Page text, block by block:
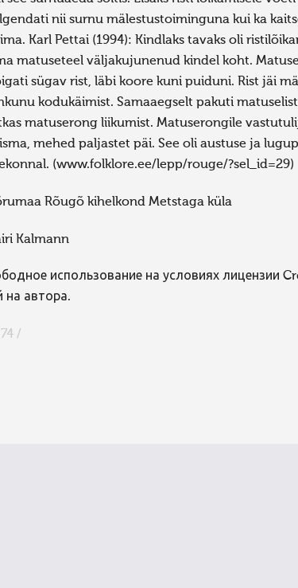
nii surnu mälestustoiminguna kui ka
Karl Pettai (1994): Kindlaks tavaks oli
matuseteel väljakujunenud kindel koht.
sügav rist, läbi koore kuni puiduni. Rist jäi
kodukäimist. Samaaegselt pakuti
matuserong liikumist. Matuserongile
mehed paljastet päi. See oli austuse ja
(www.folklore.ee/lepp/rouge/?sel_id=29)
Rõugõ kihelkond Metstaga küla
Kalmann
использование на условиях лицензии
на автора.
/